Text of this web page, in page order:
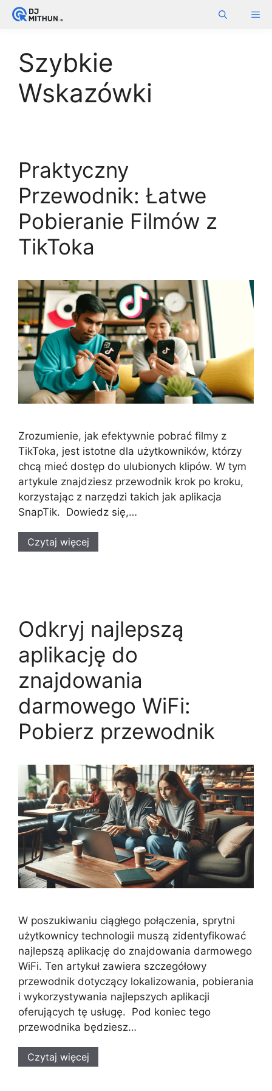
Skip
Szybkie
Wskazówki
Praktyczny
Przewodnik: Łatwe
Pobieranie Filmów z
TikToka
Zrozumienie, jak efektywnie pobrać filmy z
TikToka, jest istotne dla użytkowników, którzy
chcą mieć dostęp do ulubionych klipów. W tym
artykule znajdziesz przewodnik krok po kroku,
korzystając z narzędzi takich jak aplikacja
SnapTik. Dowiedz się,…
Czytaj więcej
Odkryj najlepszą
aplikację do
znajdowania
darmowego WiFi:
Pobierz przewodnik
W poszukiwaniu ciągłego połączenia, sprytni
użytkownicy technologii muszą zidentyfikować
najlepszą aplikację do znajdowania darmowego
WiFi. Ten artykuł zawiera szczegółowy
przewodnik dotyczący lokalizowania, pobierania
i wykorzystywania najlepszych aplikacji
oferujących tę usługę. Pod koniec tego
przewodnika będziesz…
Czytaj więcej